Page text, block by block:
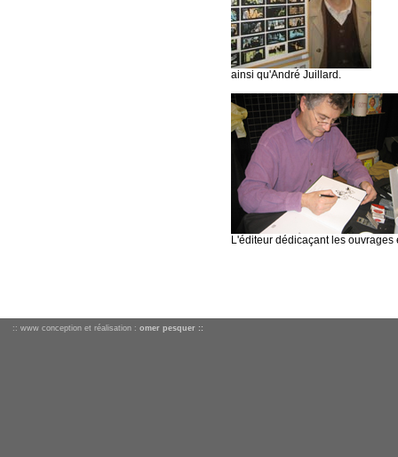
ainsi qu'André Juillard.
L'éditeur dédicaçant les
:: www conception et réalisation : omer pesquer ::